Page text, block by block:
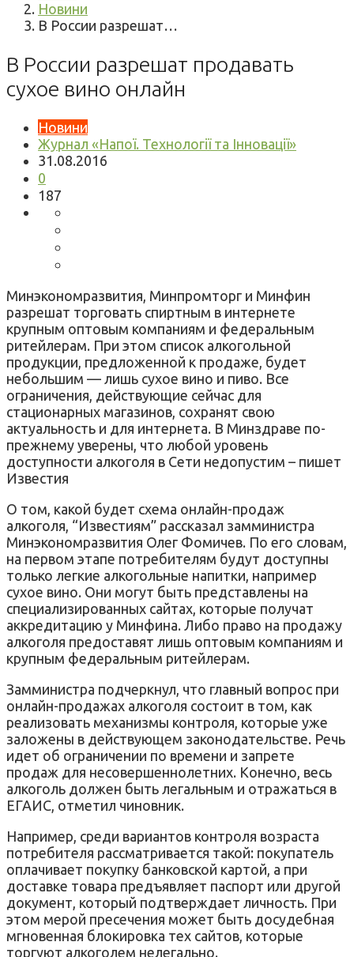
Новини
В России разрешат…
В России разрешат продавать
сухое вино онлайн
Новини
Журнал «Напої. Технології та Інновації»
31.08.2016
0
187
Минэкономразвития, Минпромторг и Минфин
разрешат торговать спиртным в интернете
крупным оптовым компаниям и федеральным
ритейлерам. При этом список алкогольной
продукции, предложенной к продаже, будет
небольшим — лишь сухое вино и пиво. Все
ограничения, действующие сейчас для
стационарных магазинов, сохранят свою
актуальность и для интернета. В Минздраве по-
прежнему уверены, что любой уровень
доступности алкоголя в Сети недопустим – пишет
Известия
О том, какой будет схема онлайн-продаж
алкоголя, “Известиям” рассказал замминистра
Минэкономразвития Олег Фомичев. По его словам,
на первом этапе потребителям будут доступны
только легкие алкогольные напитки, например
сухое вино. Они могут быть представлены на
специализированных сайтах, которые получат
аккредитацию у Минфина. Либо право на продажу
алкоголя предоставят лишь оптовым компаниям и
крупным федеральным ритейлерам.
Замминистра подчеркнул, что главный вопрос при
онлайн-продажах алкоголя состоит в том, как
реализовать механизмы контроля, которые уже
заложены в действующем законодательстве. Речь
идет об ограничении по времени и запрете
продаж для несовершеннолетних. Конечно, весь
алкоголь должен быть легальным и отражаться в
ЕГАИС, отметил чиновник.
Например, среди вариантов контроля возраста
потребителя рассматривается такой: покупатель
оплачивает покупку банковской картой, а при
доставке товара предъявляет паспорт или другой
документ, который подтверждает личность. При
этом мерой пресечения может быть досудебная
мгновенная блокировка тех сайтов, которые
торгуют алкоголем нелегально.